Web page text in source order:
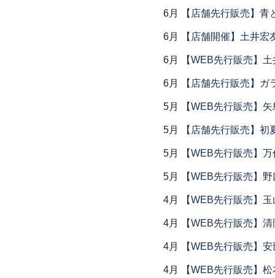
6月 【店舗先行販売】青
6月 【店舗開催】土井宏
6月 【WEB先行販売】
6月 【店舗先行販売】ガ
5月 【WEB先行販売】
5月 【店舗先行販売】初
5月 【WEB先行販売】
5月 【WEB先行販売】
4月 【WEB先行販売】
4月 【WEB先行販売】
4月 【WEB先行販売】
4月 【WEB先行販売】